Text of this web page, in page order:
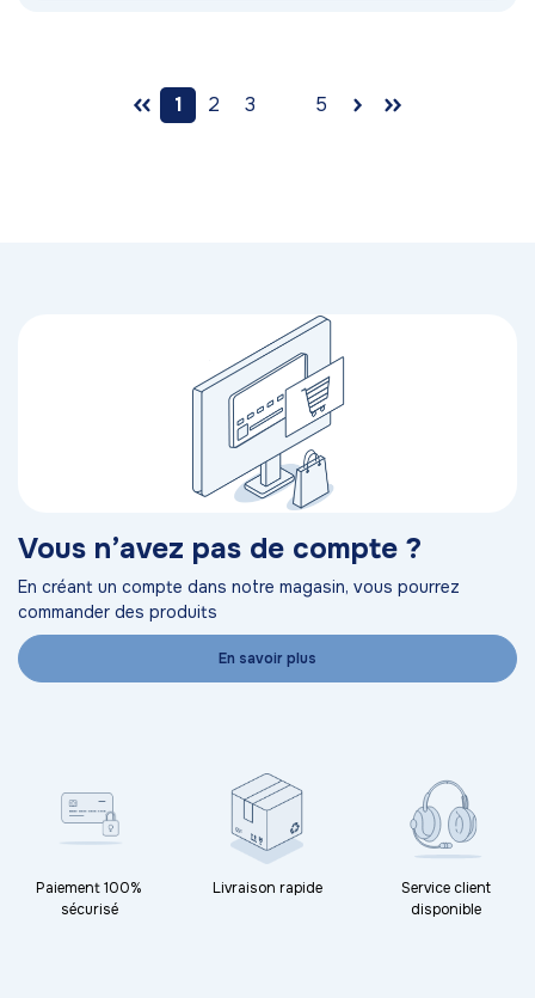
1 2 3 5
Vous n’avez pas de compte ?
En créant un compte dans notre magasin, vous pourrez
commander des produits
En savoir plus
Paiement 100%
sécurisé
Livraison rapide
Service client
disponible